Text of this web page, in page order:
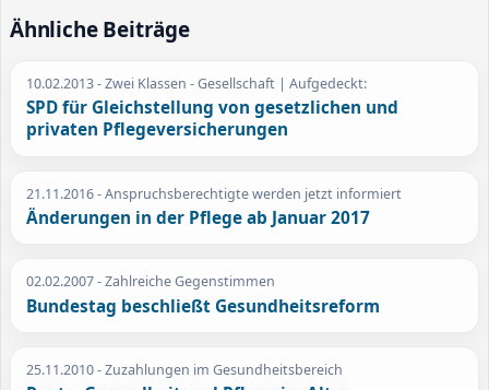
Ähnliche Beiträge
10.02.2013- Zwei Klassen - Gesellschaft | Aufgedeckt:
SPD für Gleichstellung von gesetzlichen und
privaten Pflegeversicherungen
21.11.2016- Anspruchsberechtigte werden jetzt informiert
Änderungen in der Pflege ab Januar 2017
02.02.2007- Zahlreiche Gegenstimmen
Bundestag beschließt Gesundheitsreform
25.11.2010- Zuzahlungen im Gesundheitsbereich